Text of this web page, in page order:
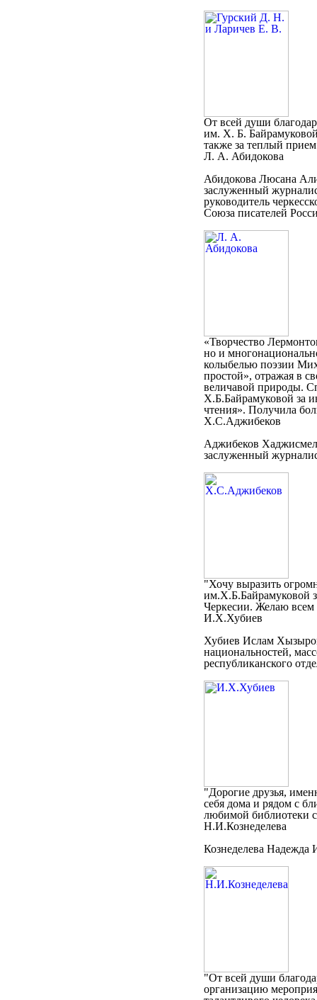
От всей души
им. Х. Б. Байрамуковой
также за теплый
Л. А. Абидокова
Абидокова Люсана
заслуженный
руководитель
Союза писателей
«Творчество
но и
колыбелью поэзии
простой», отражая в
величавой природы.
Х.Б.Байрамуковой за
чтения». Получила
Х.С.Аджибеков
Аджибеков
заслуженный
"Хочу выразить
им.Х.Б.Байрамуковой
Черкесии. Желаю всем
И.Х.Хубиев
Хубиев Ислам
национальностей,
республиканского
"Дорогие друзья,
себя дома и рядом с
любимой библиотеки
Н.И.Кознеделева
Кознеделева Надежда
"От всей души
организацию